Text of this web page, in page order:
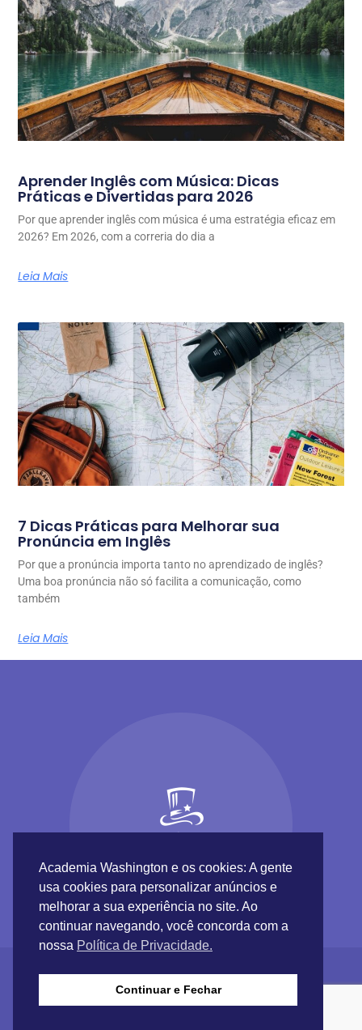
Aprender Inglês com Música: Dicas
Práticas e Divertidas para 2026
Por que aprender inglês com música é uma estratégia eficaz em
2026? Em 2026, com a correria do dia a
Leia Mais
7 Dicas Práticas para Melhorar sua
Pronúncia em Inglês
Por que a pronúncia importa tanto no aprendizado de inglês?
Uma boa pronúncia não só facilita a comunicação, como
também
Leia Mais
Academia Washington e os cookies: A gente
usa cookies para personalizar anúncios e
melhorar a sua experiência no site. Ao
continuar navegando, você concorda com a
nossa Política de Privacidade.
Continuar e Fechar